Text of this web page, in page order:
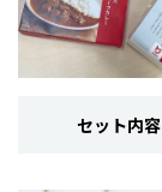
セット内容